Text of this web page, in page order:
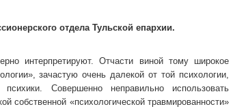
отдела Тульской епархии.
интерпретируют. Отчасти виной тому широкое
зачастую очень далекой от той психологии,
Совершенно неправильно использовать
собственной «психологической травмированности»